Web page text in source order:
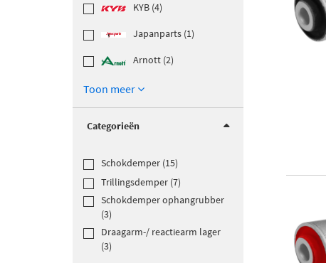
KYB (4)
Japanparts (1)
Arnott (2)
Toon meer
Categorieën
Schokdemper (15)
Trillingsdemper (7)
Schokdemper ophangrubber
(3)
Draagarm-/ reactiearm lager
(3)